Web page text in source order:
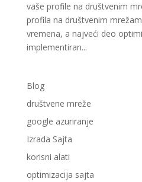
vaše profile na društvenim
profila na društvenim
vremena, a najveći deo
implementiran...
Blog
društvene mreže
google azuriranje
Izrada Sajta
korisni alati
optimizacija sajta